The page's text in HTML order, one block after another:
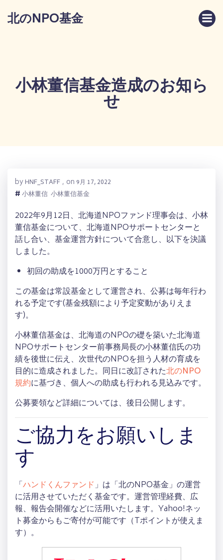
ス
キ
ッ
プ
北のNPO基金
小林董信基金造成のお知ら
せ
byHNF_STAFF , on 9月 17, 2022
#小林董信 小林董信基金
2022年9月12日、北海道NPOファンド理事会は、小林
董信基金について、北海道NPOサポートセンターと
話し合い、基金運営方針について合意し、以下を決議
しました。
初回の助成を1000万円とすること
この基金は常設基金として運営され、公募は毎年行わ
れる予定です(基金残額により予定変動がありえま
す)。
小林董信基金は、北海道のNPOの礎を築いた北海道
NPOサポートセンター前事務局長の小林董信氏の功
績を後世に伝え、次世代のNPOを担う人材の育成を
目的に造成されました。同日に改訂された北のNPO
規約に基づき、個人への助成も行われる見込みです。
公募要領など詳細については、後日公開します。
ご協力をお願いしま
す
「ハンドくんファンド」は「北のNPO基金」の運営
に活用させていただく基金です。運営管理経費、広
報、報告会開催などに活用いたします。Yahoo!ネッ
ト募金からもご寄付が可能です（Tポイントが使えま
す）。